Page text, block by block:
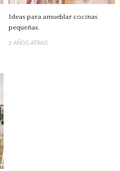
Ideas para amueblar cocinas
pequeñas.
2 AÑOS ATRÁS